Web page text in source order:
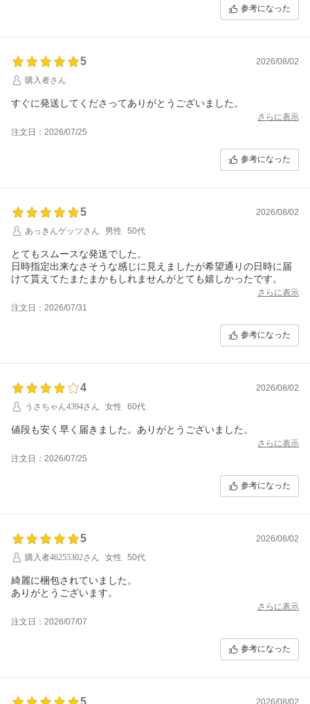
参考になった
5
2026/08/02
購入者さん
すぐに発送してくださってありがとうございました。
さらに表示
注文日：2026/07/25
参考になった
5
2026/08/02
あっきんゲッツさん
男性 50代
とてもスムースな発送でした。
日時指定出来なさそうな感じに見えましたが希望通りの日時に届
けて貰えてたまたまかもしれませんがとても嬉しかったです。
さらに表示
注文日：2026/07/31
参考になった
4
2026/08/02
うさちゃん4394さん
女性 60代
値段も安く早く届きました。ありがとうございました。
さらに表示
注文日：2026/07/25
参考になった
5
2026/08/02
購入者46255302さん
女性 50代
綺麗に梱包されていました。
ありがとうございます。
さらに表示
注文日：2026/07/07
参考になった
5
2026/08/02